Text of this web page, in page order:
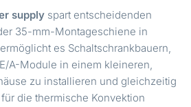
supply spart entscheidenden
35-mm-Montageschiene in
es Schaltschrankbauern,
A-Module in einem kleineren,
zu installieren und gleichzeitig
die thermische Konvektion